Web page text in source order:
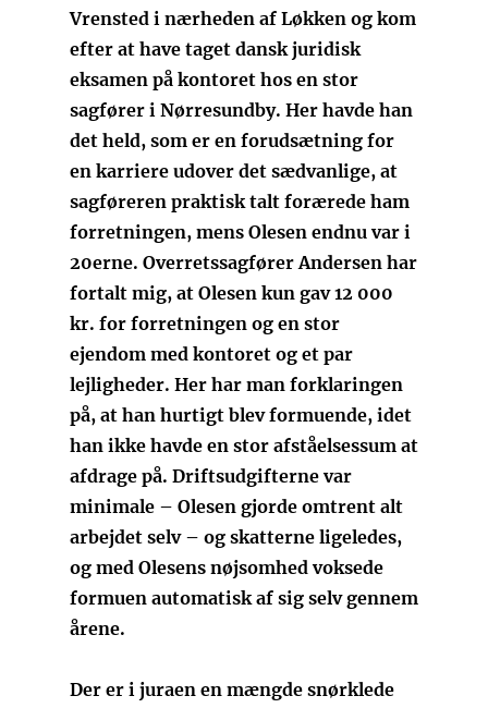
Vrensted i nærheden af Løkken og kom
efter at have taget dansk juridisk
eksamen på kontoret hos en stor
sagfører i Nørresundby. Her havde han
det held, som er en forudsætning for
en karriere udover det sædvanlige, at
sagføreren praktisk talt forærede ham
forretningen, mens Olesen endnu var i
20erne. Overretssagfører Andersen har
fortalt mig, at Olesen kun gav 12 000
kr. for forretningen og en stor
ejendom med kontoret og et par
lejligheder. Her har man forklaringen
på, at han hurtigt blev formuende, idet
han ikke havde en stor afståelsessum at
afdrage på. Driftsudgifterne var
minimale – Olesen gjorde omtrent alt
arbejdet selv – og skatterne ligeledes,
og med Olesens nøjsomhed voksede
formuen automatisk af sig selv gennem
årene.
Der er i juraen en mængde snørklede